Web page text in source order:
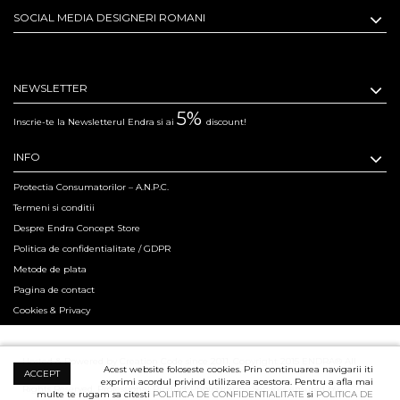
SOCIAL MEDIA DESIGNERI ROMANI
NEWSLETTER
Inscrie-te la Newsletterul Endra si ai 5% discount!
INFO
Protectia Consumatorilor – A.N.P.C.
Termeni si conditii
Despre Endra Concept Store
Politica de confidentialitate / GDPR
Metode de plata
Pagina de contact
Cookies & Privacy
Hosted & Powered by Creation Code since 2011. Copyright 2015 ENDRA® All
Rights Reserved. Professional Product Photography Services ensured by
ACCEPT
Acest website foloseste cookies. Prin continuarea navigarii iti
exprimi acordul privind utilizarea acestora. Pentru a afla mai
multe te rugam sa citesti POLITICA DE CONFIDENTIALITATE si POLITICA DE